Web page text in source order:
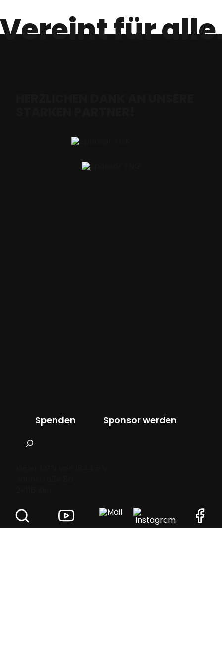
Vereint für
Spenden Sponsor werden